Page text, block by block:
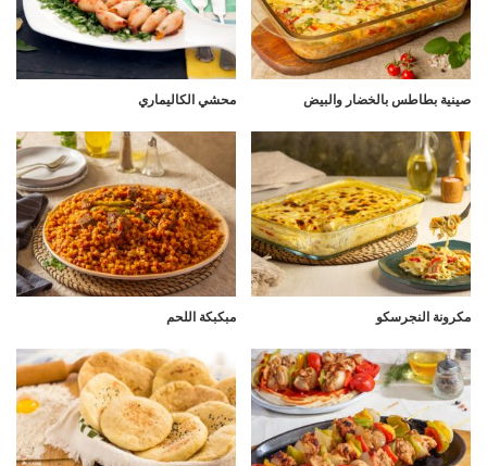
صينية بطاطس بالخضار والبيض محشي الكاليماري
مكرونة النجرسكو مبكبكة اللحم